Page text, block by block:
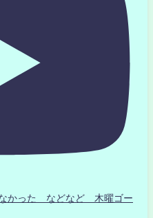
かった などなど 木曜ゴー